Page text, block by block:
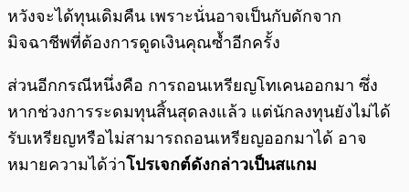
หวังจะได้ทุนเดิมคืน เพราะนั่นอาจเป็นกับดักจาก
มิจฉาชีพที่ต้องการดูดเงินคุณซ้ำอีกครั้ง
ส่วนอีกกรณีหนึ่งคือ การถอนเหรียญโทเคนออกมา ซึ่ง
หากช่วงการระดมทุนสิ้นสุดลงแล้ว แต่นักลงทุนยังไม่ได้
รับเหรียญหรือไม่สามารถถอนเหรียญออกมาได้ อาจ
หมายความได้ว่าโปรเจกต์ดังกล่าวเป็นสแกม